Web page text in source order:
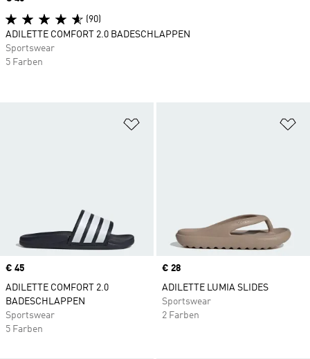
Price
€ 45
ADILETTE COMFORT 2.0
BADESCHLAPPEN
Sportswear
5 Farben
Price
€ 28
ADILETTE LUMIA SLIDES
Sportswear
2 Farben
(90)
ADILETTE COMFORT 2.0 BADESCHLAPPEN
Sportswear
5 Farben